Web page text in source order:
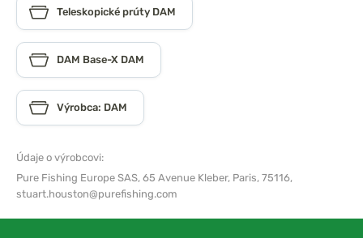
Teleskopické prúty DAM
DAM Base-X DAM
Výrobca: DAM
Údaje o výrobcovi:
Pure Fishing Europe SAS, 65 Avenue Kleber, Paris, 75116,
stuart.houston@purefishing.com